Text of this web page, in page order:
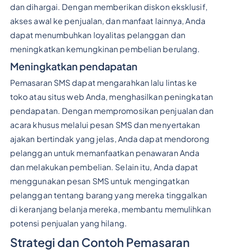
dan dihargai. Dengan memberikan diskon eksklusif,
akses awal ke penjualan, dan manfaat lainnya, Anda
dapat menumbuhkan loyalitas pelanggan dan
meningkatkan kemungkinan pembelian berulang.
Meningkatkan pendapatan
Pemasaran SMS dapat mengarahkan lalu lintas ke
toko atau situs web Anda, menghasilkan peningkatan
pendapatan. Dengan mempromosikan penjualan dan
acara khusus melalui pesan SMS dan menyertakan
ajakan bertindak yang jelas, Anda dapat mendorong
pelanggan untuk memanfaatkan penawaran Anda
dan melakukan pembelian. Selain itu, Anda dapat
menggunakan pesan SMS untuk mengingatkan
pelanggan tentang barang yang mereka tinggalkan
di keranjang belanja mereka, membantu memulihkan
potensi penjualan yang hilang.
Strategi dan Contoh Pemasaran